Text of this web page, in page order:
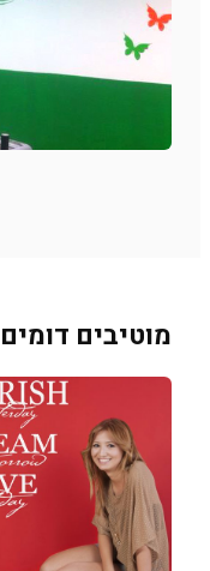
מוטיבים דומים